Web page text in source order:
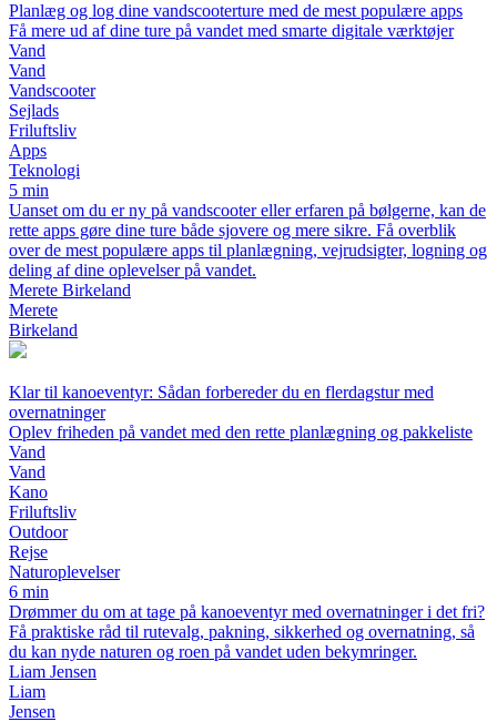
Planlæg og log dine vandscooterture med de mest populære apps
Få mere ud af dine ture på vandet med smarte digitale værktøjer
Vand
Vand
Vandscooter
Sejlads
Friluftsliv
Apps
Teknologi
5 min
Uanset om du er ny på vandscooter eller erfaren på bølgerne, kan de
rette apps gøre dine ture både sjovere og mere sikre. Få overblik
over de mest populære apps til planlægning, vejrudsigter, logning og
deling af dine oplevelser på vandet.
Merete Birkeland
Merete
Birkeland
Klar til kanoeventyr: Sådan forbereder du en flerdagstur med
overnatninger
Oplev friheden på vandet med den rette planlægning og pakkeliste
Vand
Vand
Kano
Friluftsliv
Outdoor
Rejse
Naturoplevelser
6 min
Drømmer du om at tage på kanoeventyr med overnatninger i det fri?
Få praktiske råd til rutevalg, pakning, sikkerhed og overnatning, så
du kan nyde naturen og roen på vandet uden bekymringer.
Liam Jensen
Liam
Jensen